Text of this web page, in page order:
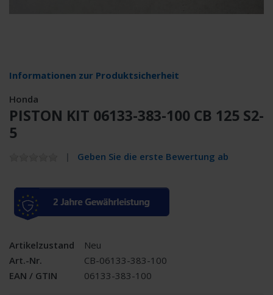
Informationen zur Produktsicherheit
Honda
PISTON KIT 06133-383-100 CB 125 S2-
5
Geben Sie die erste Bewertung ab
Artikelzustand
Neu
Art.-Nr.
CB-06133-383-100
EAN / GTIN
06133-383-100